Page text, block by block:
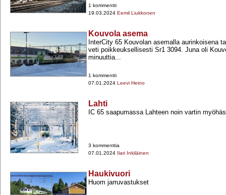
1 kommentti
19.03.2024 Eemil Liukkonen
Kouvola asema
InterCity 65 Kouvolan asemalla aurinkoisena
veti poikkeuksellisesti Sr1 3094. Juna oli
minuuttia...
1 kommentti
07.01.2024 Leevi Heino
Lahti
IC 65 saapumassa Lahteen noin vartin
3 kommenttia
07.01.2024 Ilari Inkiläinen
Haukivuori
Huom jarruvastukset